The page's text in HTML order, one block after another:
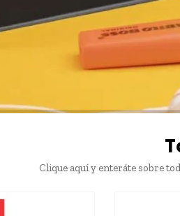
Clique aquí y enteráte sobre